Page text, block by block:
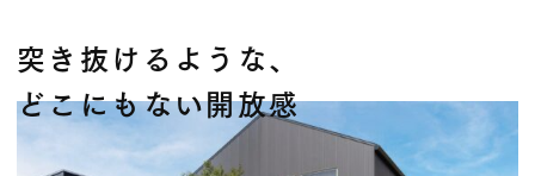
突き抜けるような、
どこにもない開放感